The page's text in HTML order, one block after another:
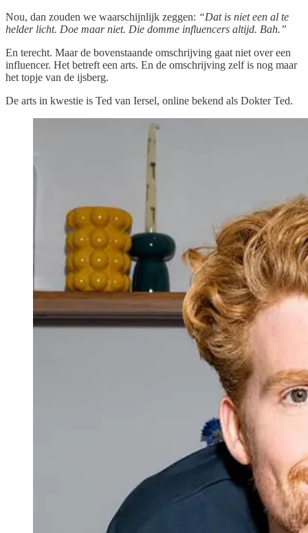
Nou, dan zouden we waarschijnlijk zeggen: “Dat is niet een al te
helder licht. Doe maar niet. Die domme influencers altijd. Bah.”
En terecht. Maar de bovenstaande omschrijving gaat niet over een
influencer. Het betreft een arts. En de omschrijving zelf is nog maar
het topje van de ijsberg.
De arts in kwestie is Ted van Iersel, online bekend als Dokter Ted.